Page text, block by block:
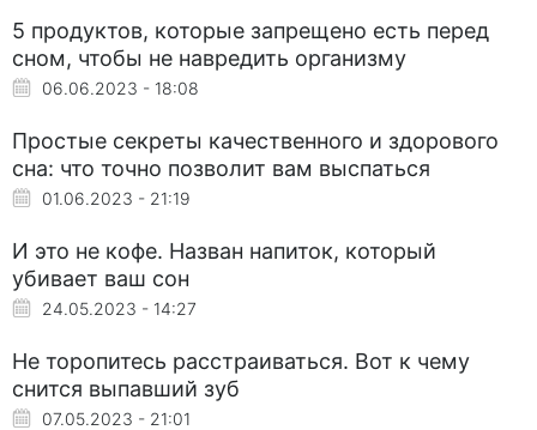
5 продуктов, которые запрещено есть перед
сном, чтобы не навредить организму
06.06.2023 - 18:08
Простые секреты качественного и здорового
сна: что точно позволит вам выспаться
01.06.2023 - 21:19
И это не кофе. Назван напиток, который
убивает ваш сон
24.05.2023 - 14:27
Не торопитесь расстраиваться. Вот к чему
снится выпавший зуб
07.05.2023 - 21:01